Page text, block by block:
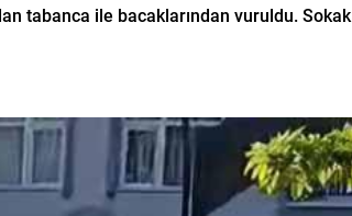
tabanca ile bacaklarından vuruldu. Sokak